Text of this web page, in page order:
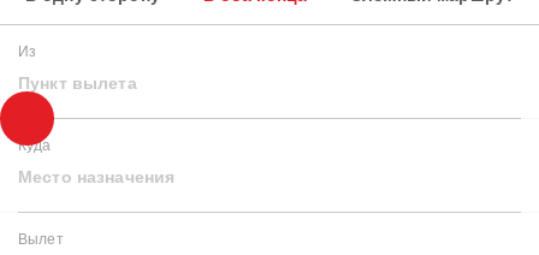
Из
Пункт вылета
Куда
Место назначения
Вылет